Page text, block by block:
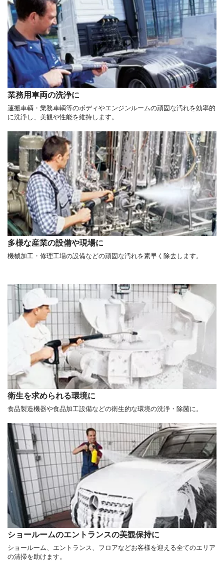
業務用車両の洗浄に
運搬車輌・業務車輌等のボディやエンジンルームの頑固な汚れを効率的
に洗浄し、美観や性能を維持します。
多様な産業の設備や現場に
機械加工・修理工場の設備などの頑固な汚れを素早く除去します。
衛生を求められる環境に
食品製造機器や食品加工設備などの衛生的な環境の洗浄・除菌に。
ショールームのエントランスの美観保持に
ショールーム、エントランス、フロアなどお客様を迎える全てのエリア
の清掃を助けます。